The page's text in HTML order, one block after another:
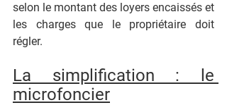
selon le montant des loyers encaissés et
les charges que le propriétaire doit
régler.
La simplification : le
microfoncier